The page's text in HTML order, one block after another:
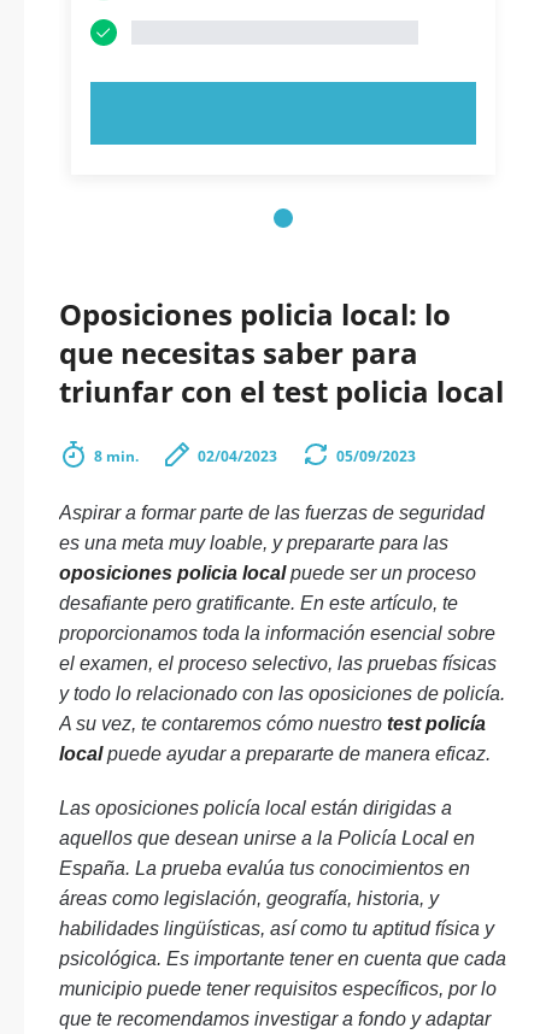
Oposiciones policia local: lo
que necesitas saber para
triunfar con el test policia local
8 min. 02/04/2023 05/09/2023
Aspirar a formar parte de las fuerzas de seguridad
es una meta muy loable, y prepararte para las
oposiciones policia localpuede ser un proceso
desafiante pero gratificante. En este artículo, te
proporcionamos toda la información esencial sobre
el examen, el proceso selectivo, las pruebas físicas
y todo lo relacionado con las oposiciones de policía.
A su vez, te contaremos cómo nuestro test policía
localpuede ayudar a prepararte de manera eficaz.
Las oposiciones policía local están dirigidas a
aquellos que desean unirse a la Policía Local en
España. La prueba evalúa tus conocimientos en
áreas como legislación, geografía, historia, y
habilidades lingüísticas, así como tu aptitud física y
psicológica. Es importante tener en cuenta que cada
municipio puede tener requisitos específicos, por lo
que te recomendamos investigar a fondo y adaptar